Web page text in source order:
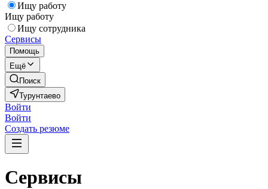
Ищу работу
Ищу работу
Ищу сотрудника
Сервисы
Помощь
Ещё
Поиск
Турунтаево
Войти
Войти
Создать резюме
Сервисы